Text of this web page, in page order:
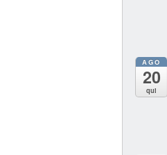
AGO
20
qui